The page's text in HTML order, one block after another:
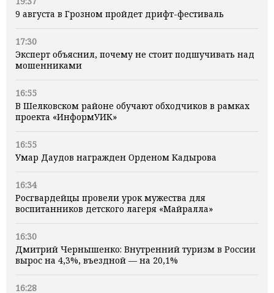
9 августа в Грозном пройдет дрифт-фестиваль
17:30
Эксперт объяснил, почему не стоит подшучивать над
мошенниками
16:55
В Шелковском районе обучают обходчиков в рамках
проекта «ИнформУИК»
16:55
Умар Даудов награжден Орденом Кадырова
16:34
Росгвардейцы провели урок мужества для
воспитанников детского лагеря «Майралла»
16:30
Дмитрий Чернышенко: Внутренний туризм в России
вырос на 4,3%, въездной — на 20,1%
16:28